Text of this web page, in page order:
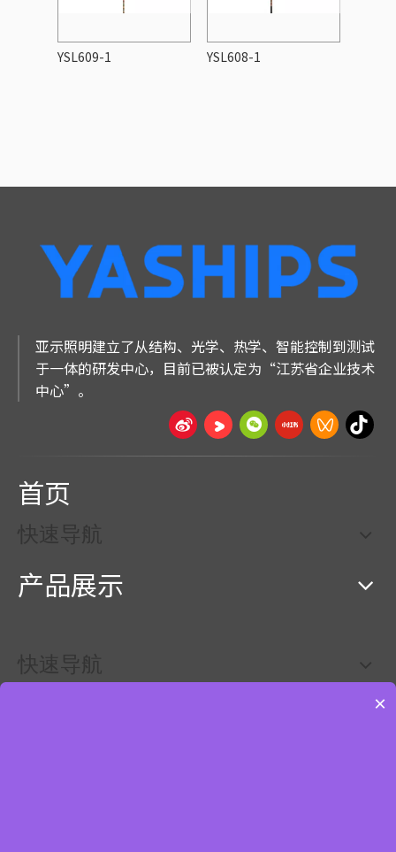
YSL609-1 YSL608-1
亚示照明建立了从结构、光学、热学、智能控制到测试
于一体的研发中心，目前已被认定为“江苏省企业技术
中心”。
首页
快速导航
产品展示
快速导航
×